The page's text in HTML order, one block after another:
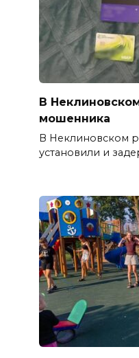
В
мошенника
В Неклиновском
установили и